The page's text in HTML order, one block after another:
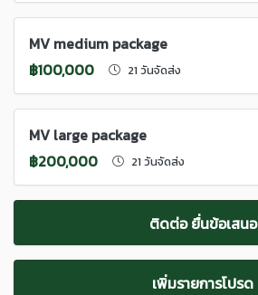
MV medium package
฿100,000
21 วันจัดส่ง
MV large package
฿200,000
21 วันจัดส่ง
ติดต่อ ยื่นข้อเสนอ
เพิ่มรายการโปรด